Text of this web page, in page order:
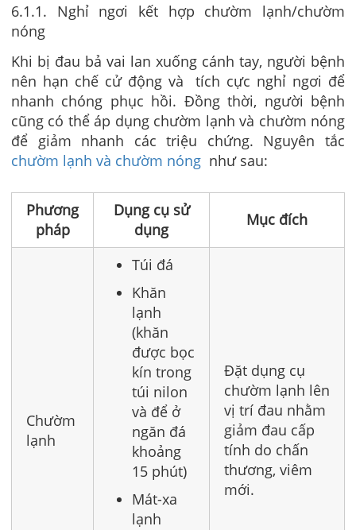
6.1.1. Nghỉ ngơi kết hợp chườm lạnh/chườm
nóng
Khi bị đau bả vai lan xuống cánh tay, người bệnh
nên hạn chế cử động và tích cực nghỉ ngơi để
nhanh chóng phục hồi. Đồng thời, người bệnh
cũng có thể áp dụng chườm lạnh và chườm nóng
để giảm nhanh các triệu chứng. Nguyên tắc
chườm lạnh và chườm nóng như sau:
Phương
pháp
Dụng cụ sử
dụng
Mục đích
Chườm
lạnh
Túi đá
Khăn
lạnh
(khăn
được bọc
kín trong
túi nilon
và để ở
ngăn đá
khoảng
15 phút)
Mát-xa
lạnh
Đặt dụng cụ
chườm lạnh lên
vị trí đau nhằm
giảm đau cấp
tính do chấn
thương, viêm
mới.